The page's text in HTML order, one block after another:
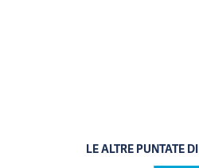
LE ALTRE PUNTATE DI